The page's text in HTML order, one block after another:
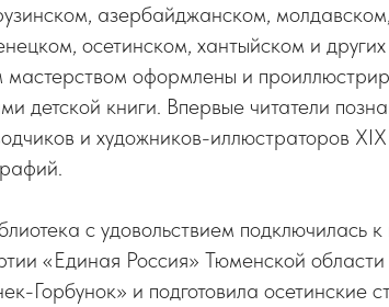
азербайджанском,
осетинском, хантыйском и
мастерством оформлены и
детской книги. Впервые читатели
и художников-иллюстраторов
с удовольствием подключилась к
«Единая Россия» Тюменской
Горбунок» и подготовила осетинские